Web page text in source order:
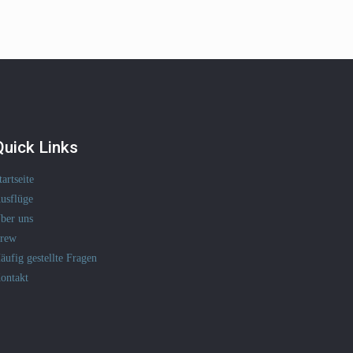
Links
uns
gestellte Fragen